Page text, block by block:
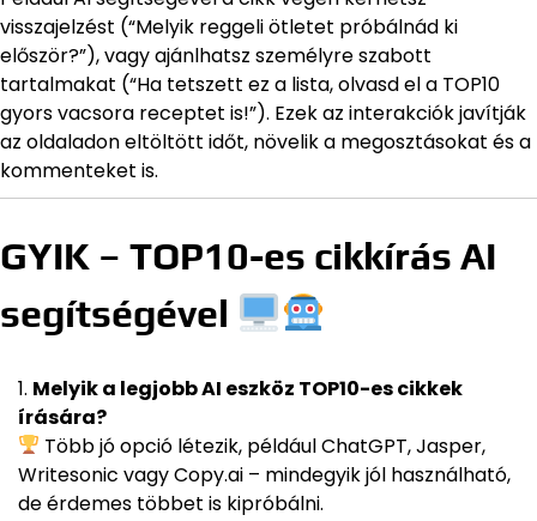
visszajelzést (“Melyik reggeli ötletet próbálnád ki
először?”), vagy ajánlhatsz személyre szabott
tartalmakat (“Ha tetszett ez a lista, olvasd el a TOP10
gyors vacsora receptet is!”). Ezek az interakciók javítják
az oldaladon eltöltött időt, növelik a megosztásokat és a
kommenteket is.
GYIK – TOP10-es cikkírás AI
segítségével
Melyik a legjobb AI eszköz TOP10-es cikkek
írására?
Több jó opció létezik, például ChatGPT, Jasper,
Writesonic vagy Copy.ai – mindegyik jól használható,
de érdemes többet is kipróbálni.